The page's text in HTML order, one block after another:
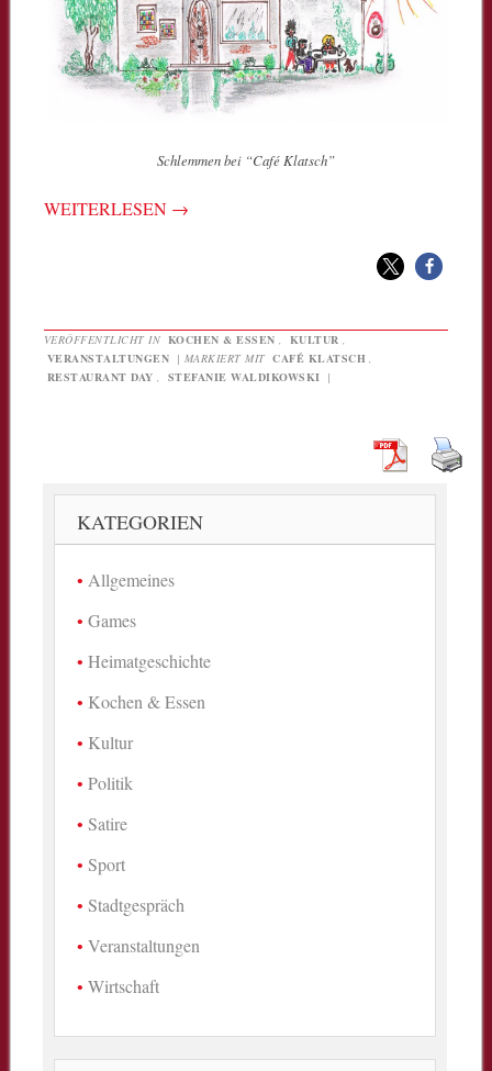
Schlemmen bei “Café Klatsch”
WEITERLESEN →
VERÖFFENTLICHT IN KOCHEN & ESSEN , KULTUR ,
VERANSTALTUNGEN | MARKIERT MIT CAFÉ KLATSCH ,
RESTAURANT DAY , STEFANIE WALDIKOWSKI |
KATEGORIEN
Allgemeines
Games
Heimatgeschichte
Kochen & Essen
Kultur
Politik
Satire
Sport
Stadtgespräch
Veranstaltungen
Wirtschaft